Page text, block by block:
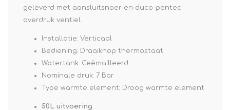
geleverd met aansluitsnoer en duco-pentec
overdruk ventiel.
Installatie: Verticaal
Bediening: Draaiknop thermostaat
Watertank: Geëmailleerd
Nominale druk: 7 Bar
Type warmte element: Droog warmte element
50L uitvoering